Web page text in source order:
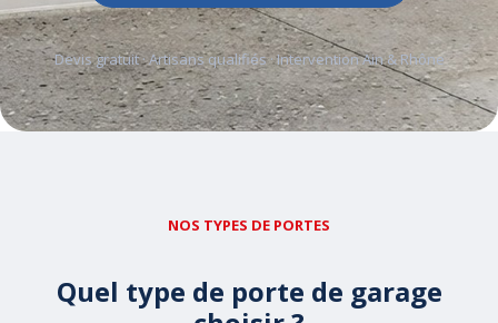
Devis gratuit · Artisans qualifiés · Intervention Ain & Rhône
NOS TYPES DE PORTES
Quel type de porte de garage